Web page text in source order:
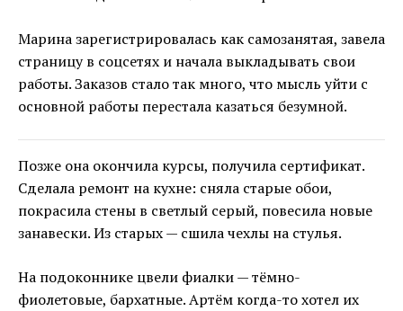
Марина зарегистрировалась как самозанятая, завела
страницу в соцсетях и начала выкладывать свои
работы. Заказов стало так много, что мысль уйти с
основной работы перестала казаться безумной.
Позже она окончила курсы, получила сертификат.
Сделала ремонт на кухне: сняла старые обои,
покрасила стены в светлый серый, повесила новые
занавески. Из старых — сшила чехлы на стулья.
На подоконнике цвели фиалки — тёмно-
фиолетовые, бархатные. Артём когда-то хотел их